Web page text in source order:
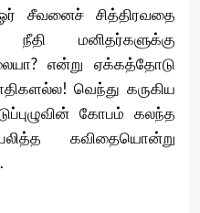
சீவனைச் சித்திரவதை
மனிதர்களுக்கு
என்று ஏக்கத்தோடு
வெந்து கருகிய
கோபம் கலந்த
கவிதையொன்று